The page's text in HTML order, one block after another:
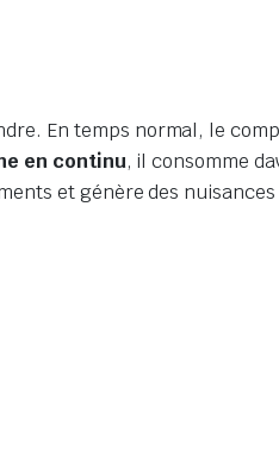
En temps normal, le
en continu, il consomme
et génère des